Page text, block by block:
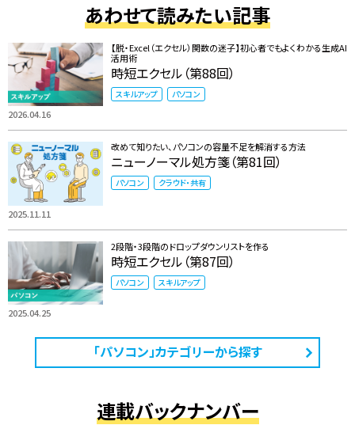
あわせて読みたい記事
2026.04.16
【脱・Excel（エクセル）関数の迷子】初心者でもよくわかる生成AI
活用術
時短エクセル（第88回）
スキルアップ パソコン
2025.11.11
改めて知りたい、パソコンの容量不足を解消する方法
ニューノーマル処方箋（第81回）
パソコン クラウド・共有
2025.04.25
2段階・3段階のドロップダウンリストを作る
時短エクセル（第87回）
パソコン スキルアップ
「パソコン」カテゴリーから探す
連載バックナンバー